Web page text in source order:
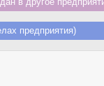
предприятия)